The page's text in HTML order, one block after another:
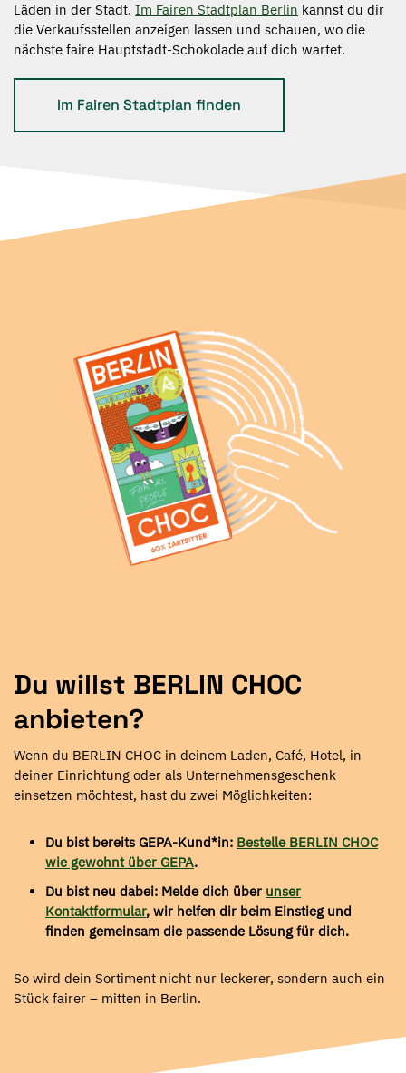
Läden in der Stadt. Im Fairen Stadtplan Berlin kannst du dir
die Verkaufsstellen anzeigen lassen und schauen, wo die
nächste faire Hauptstadt-Schokolade auf dich wartet.
Im Fairen Stadtplan finden
Du willst BERLIN CHOC
anbieten?
Wenn du BERLIN CHOC in deinem Laden, Café, Hotel, in
deiner Einrichtung oder als Unternehmensgeschenk
einsetzen möchtest, hast du zwei Möglichkeiten:
Du bist bereits GEPA-Kund*in: Bestelle BERLIN CHOC
wie gewohnt über GEPA.
Du bist neu dabei: Melde dich über unser
Kontaktformular, wir helfen dir beim Einstieg und
finden gemeinsam die passende Lösung für dich.
So wird dein Sortiment nicht nur leckerer, sondern auch ein
Stück fairer – mitten in Berlin.